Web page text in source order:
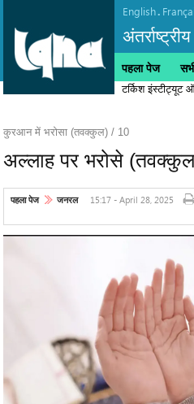
English.
पहला पेज
टर्किश इंस्टीट्यूट
कुरआन में भरोसा (तवक्कुल) / 10
अल्लाह पर भरोसे
पहला पेज जनरल 15:17 - April 28, 2025